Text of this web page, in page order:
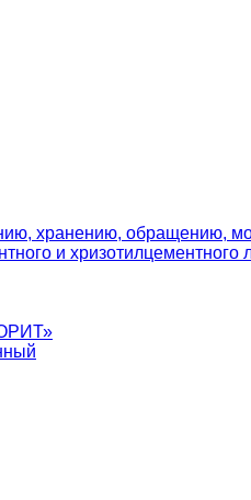
хранению, обращению,
и хризотилцементного